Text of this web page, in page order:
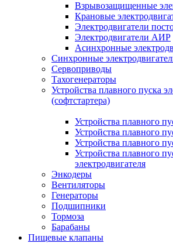
Взрывозащищенные
Крановые
Электродвигатели
Электродвигатели АИР
Асинхронные
Синхронные
Сервоприводы
Тахогенераторы
Устройства плавного пуска
(софтстартера)
Устройства плавного
Устройства плавного
Устройства плавного
Устройства плавного
электродвигателя
Энкодеры
Вентиляторы
Генераторы
Подшипники
Тормоза
Барабаны
Пищевые клапаны